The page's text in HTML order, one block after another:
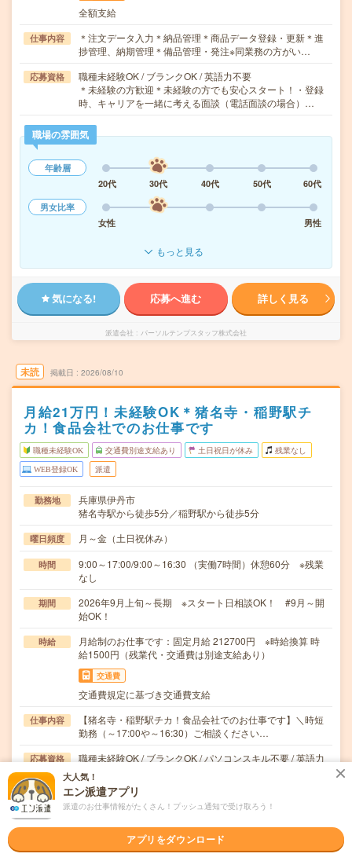
全額支給
仕事内容
＊注文データ入力＊納品管理＊商品データ登録・更新＊進
捗管理、納期管理＊備品管理・発注※同業務の方がい…
応募資格
職種未経験OK / ブランクOK / 英語力不要
＊未経験の方歓迎＊未経験の方でも安心スタート！・登録
時、キャリアを一緒に考える面談（電話面談の場合）…
職場の雰囲気
年齢層
20代
30代 40代 50代
60代
男女比率
女性
男性
もっと見る
気になる! 応募へ進む 詳しく見る
派遣会社 パーソルテンプスタッフ株式会社
未読 掲載日 2026/08/10
月給21万円！未経験OK＊猪名寺・稲野駅チ
カ！食品会社でのお仕事です
職種未経験OK 交通費別途支給あり 土日祝日が休み 残業なし
WEB登録OK 派遣
勤務地
兵庫県伊丹市
猪名寺駅から徒歩5分／稲野駅から徒歩5分
曜日頻度 月～金（土日祝休み）
時間
9:00～17:00/9:00～16:30 （実働7時間）休憩60分 ※残業
なし
期間
2026年9月上旬～長期 ※スタート日相談OK！ #9月～開
始OK！
時給
月給制のお仕事です：固定月給 212700円 ※時給換算 時
給1500円（残業代・交通費は別途支給あり）
交通費
交通費規定に基づき交通費支給
仕事内容
【猪名寺・稲野駅チカ！食品会社でのお仕事です】＼時短
勤務（～17:00や～16:30）ご相談ください…
応募資格
職種未経験OK / ブランクOK / パソコンスキル不要 / 英語力
不要
未経験OK！
職場の雰囲気
年齢層
大人気！
エン派遣アプリ
派遣のお仕事情報がたくさん！プッシュ通知で受け取ろう！
アプリをダウンロード